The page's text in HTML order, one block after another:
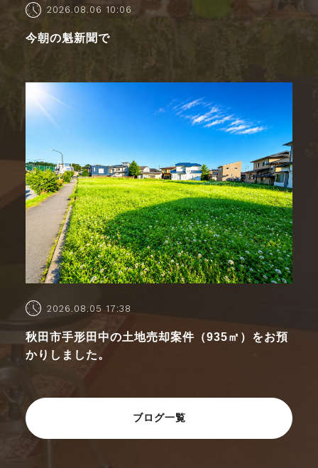
2026.08.06 10:06
今朝の魁新聞で
2026.08.05 17:38
秋田市手形田中の土地売却案件（935㎡）をお預
かりしました。
ブログ一覧